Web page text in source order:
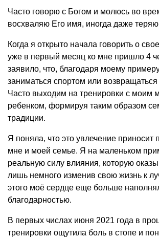
Часто говорю с Богом и молюсь во
восхваляю Его имя, иногда даже
Когда я открыто начала говорить о
уже в первый месяц ко мне пришло 4
заявило, что, благодаря моему
заниматься спортом или
Часто выходим на тренировки с моим
ребенком, формируя таким образом
традиции.
Я поняла, что это увлечение приносит
мне и моей семье. Я на маленьком
реальную силу влияния, которую
лишь немного изменив свою жизнь к
этого моё сердце еще больше
благодарностью.
В первых числах июня 2021 года в
тренировки ощутила боль в стопе и